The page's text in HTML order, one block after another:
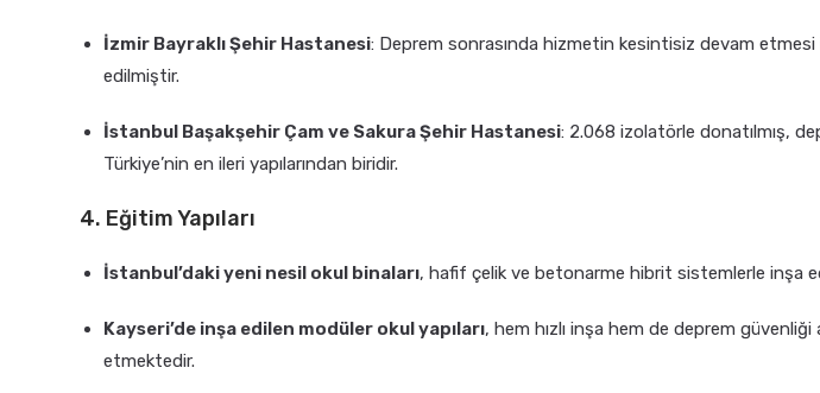
İzmir Bayraklı Şehir Hastanesi: Deprem sonrasında hizmetin kesintisiz devam
edilmiştir.
İstanbul Başakşehir Çam ve Sakura Şehir Hastanesi: 2.068 izolatörle donatılmış,
Türkiye’nin en ileri yapılarından biridir.
4. Eğitim Yapıları
İstanbul’daki yeni nesil okul binaları, hafif çelik ve betonarme hibrit sistemlerle inşa
Kayseri’de inşa edilen modüler okul yapıları, hem hızlı inşa hem de deprem güvenliği
etmektedir.